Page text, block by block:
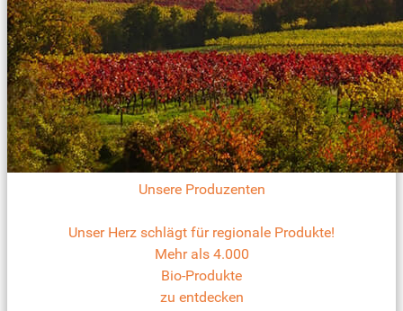
Unsere Produzenten
Unser Herz schlägt für regionale Produkte!
Mehr als 4.000
Bio-Produkte
zu entdecken